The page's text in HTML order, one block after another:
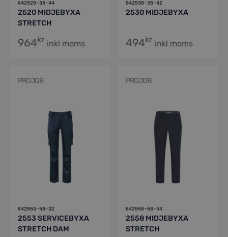
642520-35-44
2520 MIDJEBYXA
STRETCH
964kr inkl moms
642530-35-42
2530 MIDJEBYXA
494kr inkl moms
PROJOB
642553-58-32
2553 SERVICEBYXA
STRETCH DAM
PROJOB
642558-58-44
2558 MIDJEBYXA
STRETCH